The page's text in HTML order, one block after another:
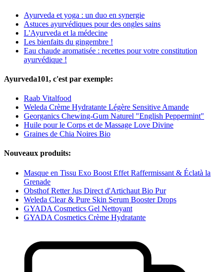
Ayurveda et yoga : un duo en synergie
Astuces ayurvédiques pour des ongles sains
L'Ayurveda et la médecine
Les bienfaits du gingembre !
Eau chaude aromatisée : recettes pour votre constitution
ayurvédique !
Ayurveda101, c'est par exemple:
Raab Vitalfood
Weleda Crème Hydratante Légère Sensitive Amande
Georganics Chewing-Gum Naturel "English Peppermint"
Huile pour le Corps et de Massage Love Divine
Graines de Chia Noires Bio
Nouveaux produits:
Masque en Tissu Exo Boost Effet Raffermissant & Éclatà la
Grenade
Obsthof Retter Jus Direct d'Artichaut Bio Pur
Weleda Clear & Pure Skin Serum Booster Drops
GYADA Cosmetics Gel Nettoyant
GYADA Cosmetics Crème Hydratante